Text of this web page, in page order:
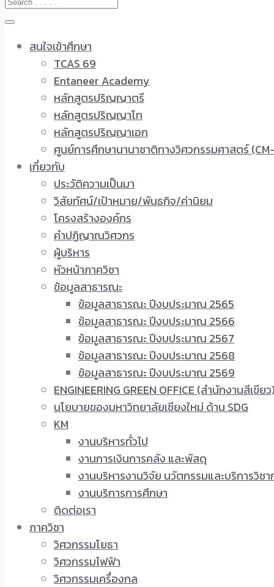
สนใจเข้าศึกษา
TCAS 69
Entaneer Academy
หลักสูตรปริญญาตรี
หลักสูตรปริญญาโท
หลักสูตรปริญญาเอก
ศูนย์การศึกษานานาชาติทางวิศวกรรมศาสตร์
เกี่ยวกับ
ประวัติความเป็นมา
วิสัยทัศน์/เป้าหมาย/พันธกิจ/ค่านิยม
โครงสร้างองค์กร
คำปฏิญาณวิศวกร
ผู้บริหาร
หัวหน้าภาควิชา
ข้อมูลสาธารณะ
ข้อมูลสาธารณะ ปีงบประมาณ 2565
ข้อมูลสาธารณะ ปีงบประมาณ 2566
ข้อมูลสาธารณะ ปีงบประมาณ 2567
ข้อมูลสาธารณะ ปีงบประมาณ 2568
ข้อมูลสาธารณะ ปีงบประมาณ 2569
ENGINEERING GREEN OFFICE (สำนักงานสีเขีย
นโยบายของมหาวิทยาลัยเชียงใหม่ ด้าน SDG
KM
งานบริหารทั่วไป
งานการเงินการคลัง และพัสดุ
งานบริหารงานวิจัย นวัตกรรมและบริการวิชา
งานบริการการศึกษา
ติดต่อเรา
ภาควิชา
วิศวกรรมโยธา
วิศวกรรมไฟฟ้า
วิศวกรรมเครื่องกล